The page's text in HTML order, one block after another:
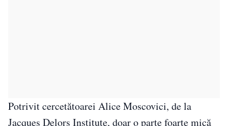
Potrivit cercetătoarei Alice Moscovici, de la
Jacques Delors Institute, doar o parte foarte mică